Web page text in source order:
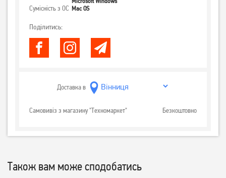
Сумісність з ОС Mac OS
Поділитись:
Доставка в
Самовивіз з магазину "Техномаркет" Безкоштовно
Також вам може сподобатись